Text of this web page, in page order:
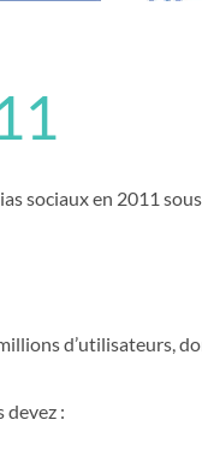
sociaux en 2011
d’utilisateurs,
devez :